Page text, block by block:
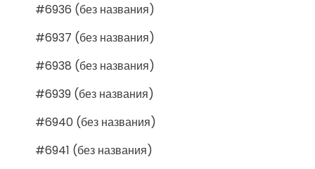
#6936 (без названия)
#6937 (без названия)
#6938 (без названия)
#6939 (без названия)
#6940 (без названия)
#6941 (без названия)